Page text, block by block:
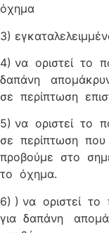
όχημα
3)
4) να οριστεί το
δαπάνη
σε περίπτωση
5) να οριστεί το
σε περίπτωση που
προβούμε στο
το όχημα.
6) ) να οριστεί
για δαπάνη